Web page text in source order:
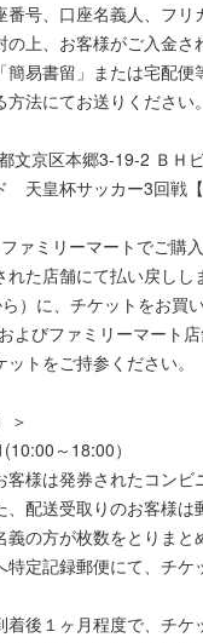
番号、口座名義人、フリ
の上、お客様がご入金さ
簡易書留」または宅配便
法にてお送りください。
文京区本郷3-19-2 ＢＨ
天皇杯サッカー3回戦
ァミリーマートでご購
れた店舗にて払い戻しし
ら）に、チケットをお買
よびファミリーマート
トをご持参ください。
＞
～18:00）
客様は発券されたコンビ
、配送受取りのお客様は
義の方が枚数をとりまと
定記録郵便にて、チケ
着後１ヶ月程度で、チケ